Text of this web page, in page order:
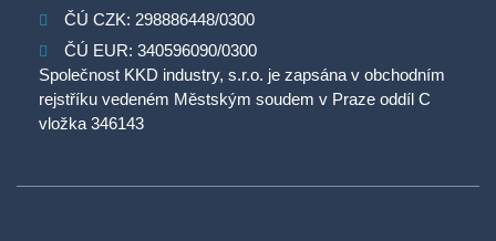
ČÚ CZK: 298886448/0300
ČÚ EUR: 340596090/0300
Společnost KKD industry, s.r.o. je zapsána v obchodním
rejstříku vedeném Městským soudem v Praze oddíl C
vložka 346143